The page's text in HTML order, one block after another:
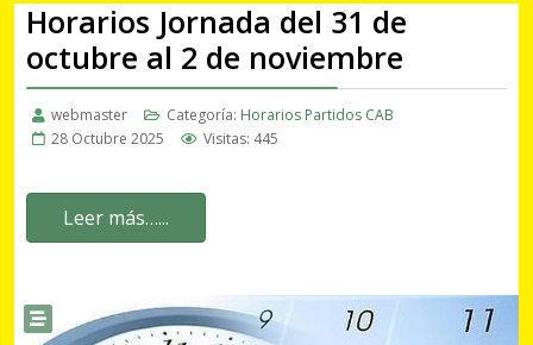
Horarios Jornada del 31 de
octubre al 2 de noviembre
webmaster Categoría: Horarios Partidos CAB
28 Octubre 2025
Visitas: 445
Leer más…...